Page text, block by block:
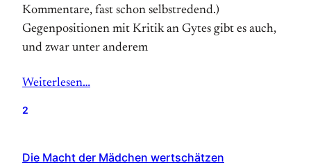
Kommentare, fast schon selbstredend.)
Gegenpositionen mit Kritik an Gytes gibt es auch,
und zwar unter anderem
Weiterlesen…
2
Die Macht der Mädchen wertschätzen